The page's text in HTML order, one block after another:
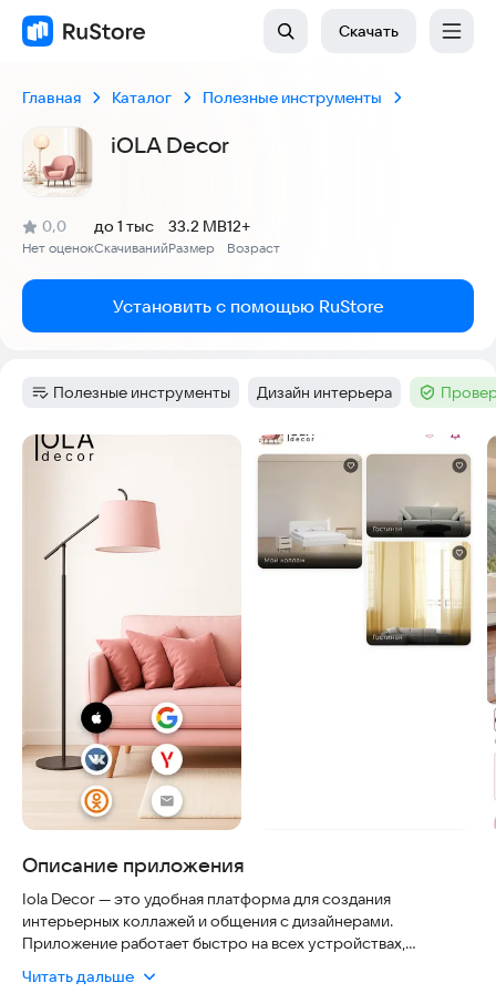
Скачать
Главная Каталог Полезные инструменты
iOLA Decor
Рейтинг:
0,0
(
Нет оценок
)
Скачиваний
до 1 тыс
Размер
33.2 MB
Возраст
12+
Установить с помощью RuStore
Категория:
Полезные инструменты Тег:
Дизайн интерьера Тег :
Скриншоты
Описание приложения
Iola Decor — это удобная платформа для создания
интерьерных коллажей и общения с дизайнерами.
Приложение работает быстро на всех устройствах,
безопасность данных через надежную авторизацию, так что
Читать дальше